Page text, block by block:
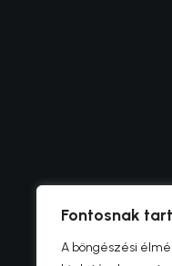
Fontosnak
A böngészési